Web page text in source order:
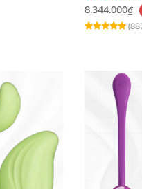
lần để chuyển chế độ
8.344.000₫